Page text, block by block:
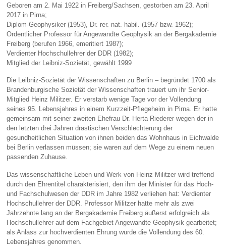
Geboren am 2. Mai 1922 in Freiberg/Sachsen, gestorben am 23. April
2017 in Pirna;
Diplom-Geophysiker (1953), Dr. rer. nat. habil. (1957 bzw. 1962);
Ordentlicher Professor für Angewandte Geophysik an der Bergakademie
Freiberg (berufen 1966, emeritiert 1987);
Verdienter Hochschullehrer der DDR (1982);
Mitglied der Leibniz-Sozietät, gewählt 1999
Die Leibniz-Sozietät der Wissenschaften zu Berlin – begründet 1700 als
Brandenburgische Sozietät der Wissenschaften trauert um ihr Senior-
Mitglied Heinz Militzer. Er verstarb wenige Tage vor der Vollendung
seines 95. Lebensjahres in einem Kurzzeit-Pflegeheim in Pirna. Er hatte
gemeinsam mit seiner zweiten Ehefrau Dr. Herta Riederer wegen der in
den letzten drei Jahren drastischen Verschlechterung der
gesundheitlichen Situation von ihnen beiden das Wohnhaus in Eichwalde
bei Berlin verlassen müssen; sie waren auf dem Wege zu einem neuen
passenden Zuhause.
Das wissenschaftliche Leben und Werk von Heinz Militzer wird treffend
durch den Ehrentitel charakterisiert, den ihm der Minister für das Hoch-
und Fachschulwesen der DDR im Jahre 1982 verliehen hat: Verdienter
Hochschullehrer der DDR. Professor Militzer hatte mehr als zwei
Jahrzehnte lang an der Bergakademie Freiberg äußerst erfolgreich als
Hochschullehrer auf dem Fachgebiet Angewandte Geophysik gearbeitet;
als Anlass zur hochverdienten Ehrung wurde die Vollendung des 60.
Lebensjahres genommen.